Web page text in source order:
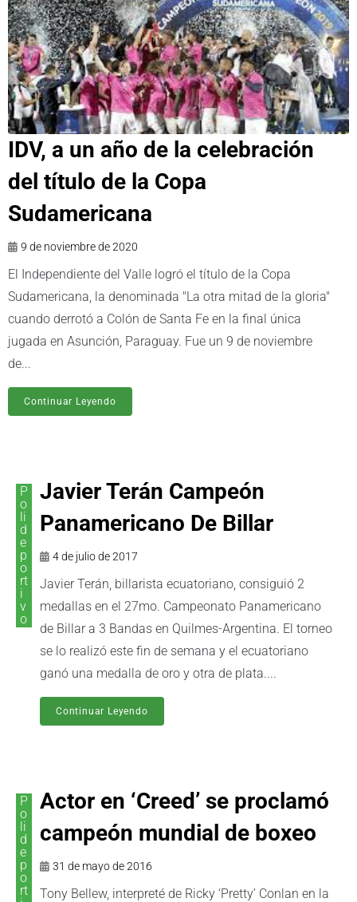
IDV, a un año de la celebración
del título de la Copa
Sudamericana
9 de noviembre de 2020
El Independiente del Valle logró el título de la Copa
Sudamericana, la denominada "La otra mitad de la gloria"
cuando derrotó a Colón de Santa Fe en la final única
jugada en Asunción, Paraguay. Fue un 9 de noviembre
de...
Continuar Leyendo
P
o
li
d
e
p
o
rt
i
v
o
Javier Terán Campeón
Panamericano De Billar
4 de julio de 2017
Javier Terán, billarista ecuatoriano, consiguió 2
medallas en el 27mo. Campeonato Panamericano
de Billar a 3 Bandas en Quilmes-Argentina. El torneo
se lo realizó este fin de semana y el ecuatoriano
ganó una medalla de oro y otra de plata....
Continuar Leyendo
P
o
li
d
e
p
o
rt
Actor en ‘Creed’ se proclamó
campeón mundial de boxeo
31 de mayo de 2016
Tony Bellew, interpreté de Ricky ‘Pretty’ Conlan en la